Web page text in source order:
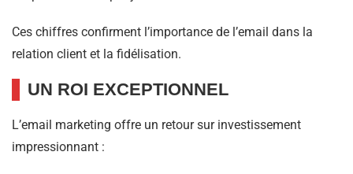
Ces chiffres confirment l’importance de l’email dans la
relation client et la fidélisation.​
UN ROI EXCEPTIONNEL
L’email marketing offre un retour sur investissement
impressionnant :​